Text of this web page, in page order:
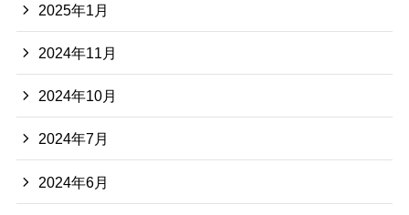
2025年1月
2024年11月
2024年10月
2024年7月
2024年6月